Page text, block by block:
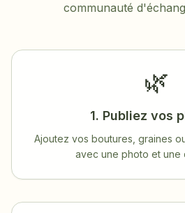
communauté
🌿
1. Publiez vos
Ajoutez vos boutures, graines
avec une photo et une